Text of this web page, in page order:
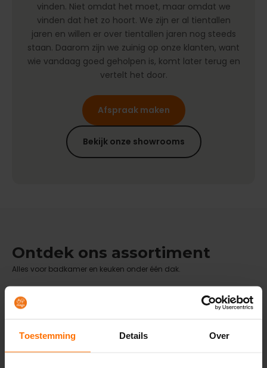
Toestemming Details Over
vinden. Niet omdat het moet, maar omdat we
vinden dat het zo hoort. We zijn er al tientallen
jaren en willen er over tientallen jaren nog steeds
staan. Daarom zijn we zuinig op onze klanten, want
wie vandaag goed geholpen is, komt later terug en
vertelt het door.
Afspraak maken
Bekijk onze showrooms
Ontdek ons assortiment
Alles voor badkamer en keuken onder één dak.
Badkamers